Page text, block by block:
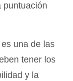
puntuación
una de las
tener los
y la